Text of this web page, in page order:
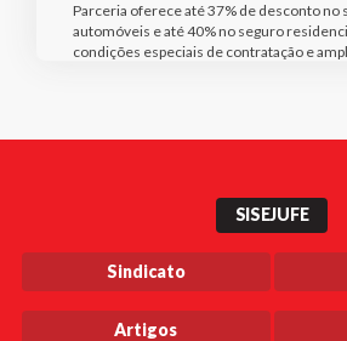
Parceria oferece até 37% de desconto no
automóveis e até 40% no seguro
condições especiais de contratação e
SISEJUFE
Sindicato
Artigos